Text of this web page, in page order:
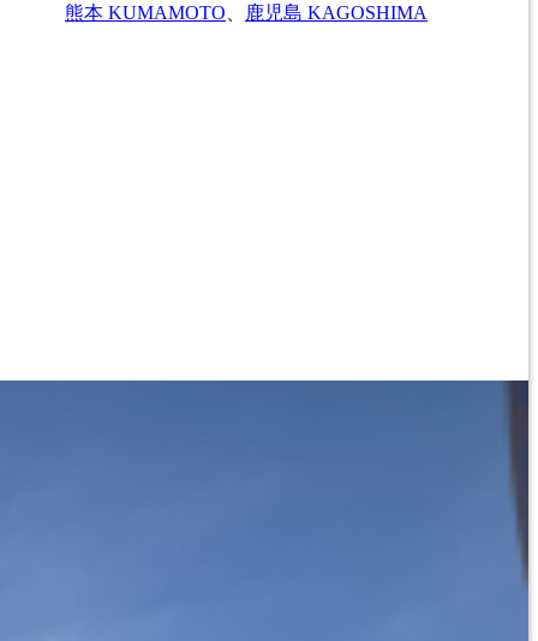
熊本 KUMAMOTO 鹿児島 KAGOSHIMA